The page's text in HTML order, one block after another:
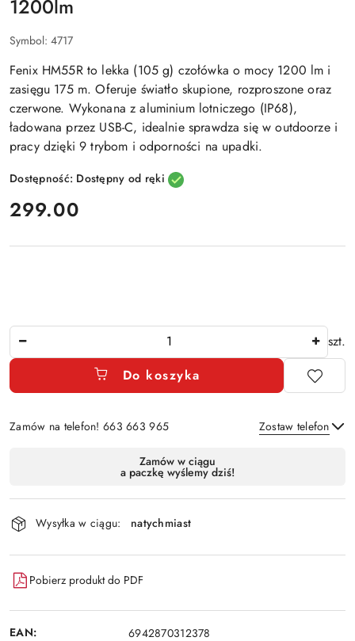
1200lm
Symbol: 4717
Fenix HM55R to lekka (105 g) czołówka o mocy 1200 lm i
zasięgu 175 m. Oferuje światło skupione, rozproszone oraz
czerwone. Wykonana z aluminium lotniczego (IP68),
ładowana przez USB-C, idealnie sprawdza się w outdoorze i
pracy dzięki 9 trybom i odporności na upadki.
Dostępność: Dostępny od ręki
cena:
299.00
szt.
Do koszyka
Zamów na telefon! 663 663 965 Zostaw telefon
Wyślij
dostawa
Zamów w ciągu
a paczkę wyślemy dziś!
Wysyłka w ciągu: natychmiast
Pobierz produkt do PDF
EAN: 6942870312378